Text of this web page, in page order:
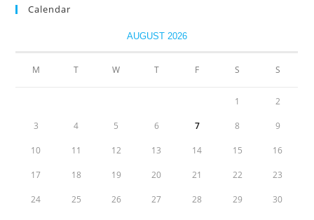
Calendar
AUGUST 2026
M T W T F S S
1 2
3 4 5 6 7 8 9
10 11 12 13 14 15 16
17 18 19 20 21 22 23
24 25 26 27 28 29 30